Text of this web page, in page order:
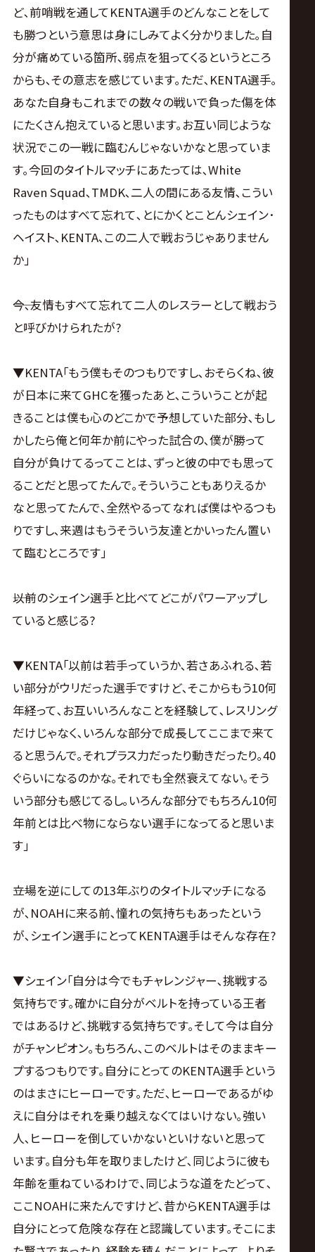
ど､前哨戦を通してKENTA選手のどんなことをして
も勝つという意思は身にしみてよく分かりました｡自
分が痛めている箇所､弱点を狙ってくるというところ
からも､その意志を感じています｡ただ､KENTA選手｡
あなた自身もこれまでの数々の戦いで負った傷を体
にたくさん抱えていると思います｡お互い同じような
状況でこの一戦に臨むんじゃないかなと思っていま
す｡今回のタイトルマッチにあたっては､White
Raven Squad､TMDK､二人の間にある友情､こうい
ったものはすべて忘れて､とにかくとことんシェイン･
ヘイスト､KENTA､この二人で戦おうじゃありません
か｣
――今､友情もすべて忘れて二人のレスラーとして戦おう
と呼びかけられたが?
▼KENTA｢もう僕もそのつもりですし､おそらくね､彼
が日本に来てGHCを獲ったあと､こういうことが起
きることは僕も心のどこかで予想していた部分､もし
かしたら俺と何年か前にやった試合の､僕が勝って
自分が負けてるってことは､ずっと彼の中でも思って
ることだと思ってたんで｡そういうこともありえるか
なと思ってたんで､全然やるってなれば僕はやるつも
りですし､来週はもうそういう友達とかいったん置い
て臨むところです｣
――以前のシェイン選手と比べてどこがパワーアップし
ていると感じる?
▼KENTA｢以前は若手っていうか､若さあふれる､若
い部分がウリだった選手ですけど､そこからもう10何
年経って､お互いいろんなことを経験して､レスリング
だけじゃなく､いろんな部分で成長してここまで来て
ると思うんで｡それプラス力だったり動きだったり｡40
ぐらいになるのかな｡それでも全然衰えてない｡そう
いう部分も感じてるし｡いろんな部分でもちろん10何
年前とは比べ物にならない選手になってると思いま
す｣
――立場を逆にしての13年ぶりのタイトルマッチになる
が､NOAHに来る前､憧れの気持ちもあったという
が､シェイン選手にとってKENTA選手はそんな存在?
▼シェイン｢自分は今でもチャレンジャー､挑戦する
気持ちです｡確かに自分がベルトを持っている王者
ではあるけど､挑戦する気持ちです｡そして今は自分
がチャンピオン｡もちろん､このベルトはそのままキー
プするつもりです｡自分にとってのKENTA選手という
のはまさにヒーローです｡ただ､ヒーローであるがゆ
えに自分はそれを乗り越えなくてはいけない｡強い
人､ヒーローを倒していかないといけないと思って
います｡自分も年を取りましたけど､同じように彼も
年齢を重ねているわけで､同じような道をたどって､
ここNOAHに来たんですけど､昔からKENTA選手は
自分にとって危険な存在と認識しています｡そこにま